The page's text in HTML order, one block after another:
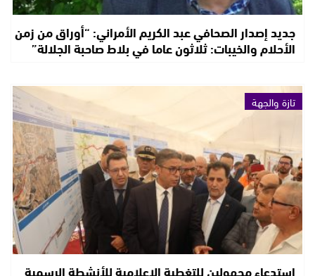
جديد إصدار الصحافي عبد الكريم الأمراني: “أوراق من زمن
الأحلام والخيبات: ثلاثون عاما في بلاط صاحبة الجلالة”
تازة والجهة
استدعاء مجهولين للتغطية الإعلامية للأنشطة الرسمية